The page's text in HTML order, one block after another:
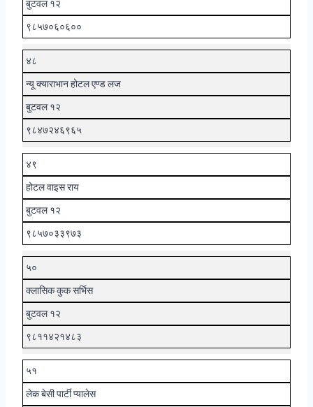
बुटवल १२
९८५७०६०६००
४८
न्यू क्याराभान होटल एण्ड लज
बुटवल १२
९८४७२४६९६५
४९
होटल वाइस राय
बुटवल १२
९८५७०३३९७३
५०
क्लासिक कुक सर्भिस
बुटवल १२
९८११४२१४८३
५१
लेक बेसी पार्टी प्यालेस